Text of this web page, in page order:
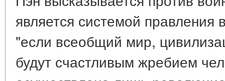
является системой правления
"если всеобщий мир,
будут счастливым жребием